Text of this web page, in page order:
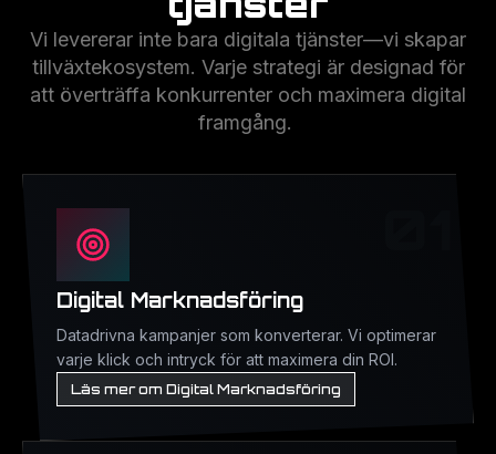
Vi levererar inte bara digitala tjänster—vi skapar
tillväxtekosystem. Varje strategi är designad för
att överträffa konkurrenter och maximera digital
framgång.
Digital Marknadsföring
Datadrivna kampanjer som konverterar. Vi optimerar
varje klick och intryck för att maximera din ROI.
Läs mer om Digital Marknadsföring